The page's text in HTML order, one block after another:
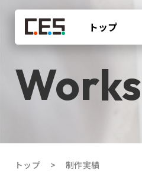
トップ
トップ 制作実績